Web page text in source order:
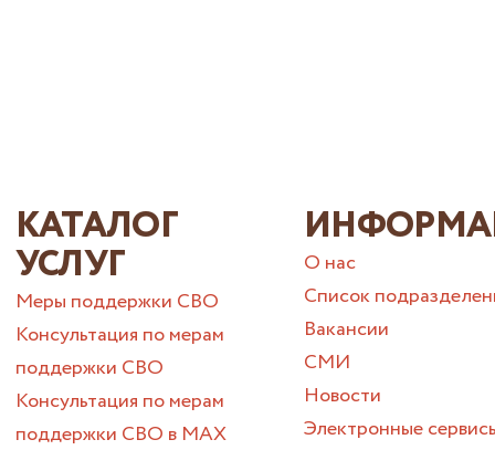
КАТАЛОГ
УСЛУГ
Меры поддержки СВО
Консультация по мерам
поддержки СВО
Консультация по мерам
поддержки СВО в МАХ
О нас
Список
Вакансии
СМИ
Новости
Электронные